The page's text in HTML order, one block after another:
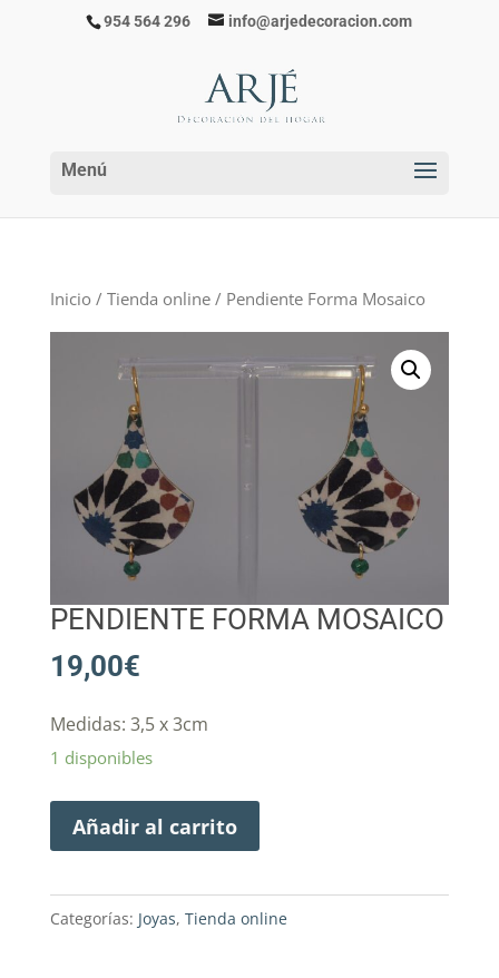
954 564 296 info@arjedecoracion.com
Inicio / Tienda online/ Pendiente Forma Mosaico
PENDIENTE FORMA MOSAICO
19,00€
Medidas: 3,5 x 3cm
1 disponibles
Añadir al carrito
Categorías: Joyas, Tienda online